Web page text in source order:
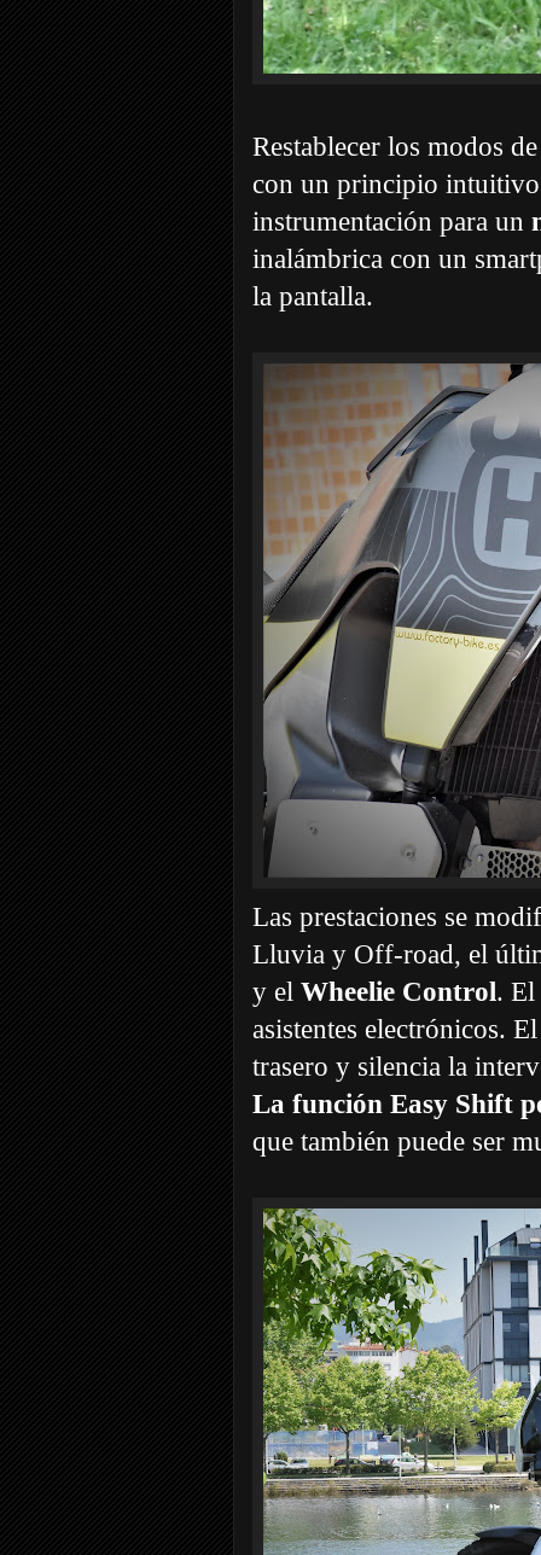
Restablecer los modos
con un principio
instrumentación para un
inalámbrica con un
la pantalla.
Las prestaciones se
Lluvia y Off-road, el
y el Wheelie Control. El
asistentes electrónicos.
trasero y silencia la
La función Easy Shift
que también puede ser